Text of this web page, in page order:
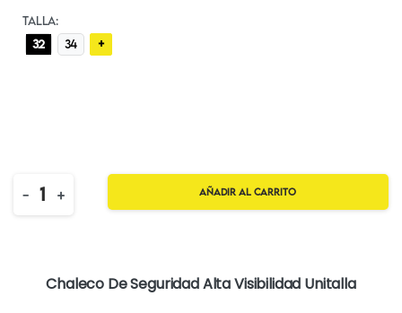
TALLA:
32
34 +
Quantity
- + Añadir al carrito
Chaleco De Seguridad Alta Visibilidad Unitalla